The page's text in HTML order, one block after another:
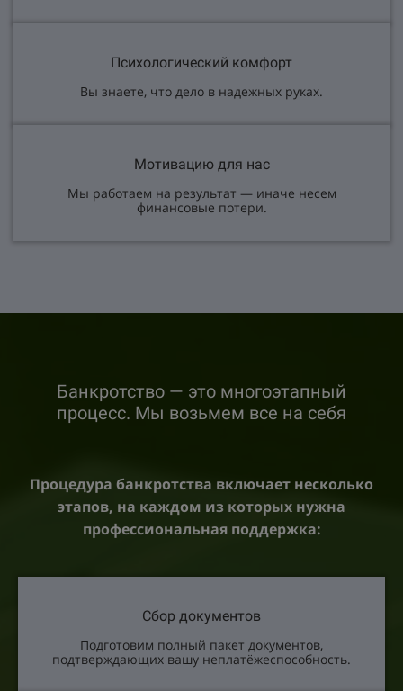
Психологический комфорт
Вы знаете, что дело в надежных руках.
Мотивацию для нас
Мы работаем на результат — иначе несем
финансовые потери.
Банкротство — это многоэтапный
процесс. Мы возьмем все на себя
Процедура банкротства включает несколько
этапов, на каждом из которых нужна
профессиональная поддержка:
Сбор документов
Подготовим полный пакет документов,
подтверждающих вашу неплатёжеспособность.